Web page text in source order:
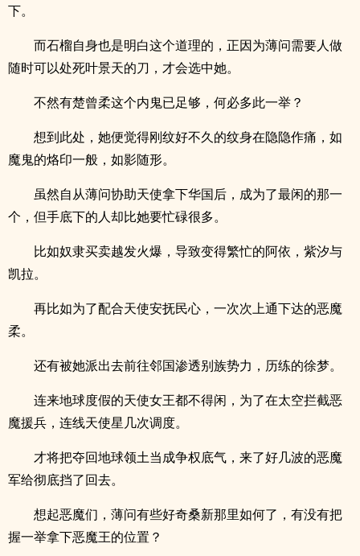
下。
而石榴自身也是明白这个道理的，正因为薄问需要人做
随时可以处死叶景天的刀，才会选中她。
不然有楚曾柔这个内鬼已足够，何必多此一举？
想到此处，她便觉得刚纹好不久的纹身在隐隐作痛，如
魔鬼的烙印一般，如影随形。
虽然自从薄问协助天使拿下华国后，成为了最闲的那一
个，但手底下的人却比她要忙碌很多。
比如奴隶买卖越发火爆，导致变得繁忙的阿依，紫汐与
凯拉。
再比如为了配合天使安抚民心，一次次上通下达的恶魔
柔。
还有被她派出去前往邻国渗透别族势力，历练的徐梦。
连来地球度假的天使女王都不得闲，为了在太空拦截恶
魔援兵，连线天使星几次调度。
才将把夺回地球领土当成争权底气，来了好几波的恶魔
军给彻底挡了回去。
想起恶魔们，薄问有些好奇桑新那里如何了，有没有把
握一举拿下恶魔王的位置？